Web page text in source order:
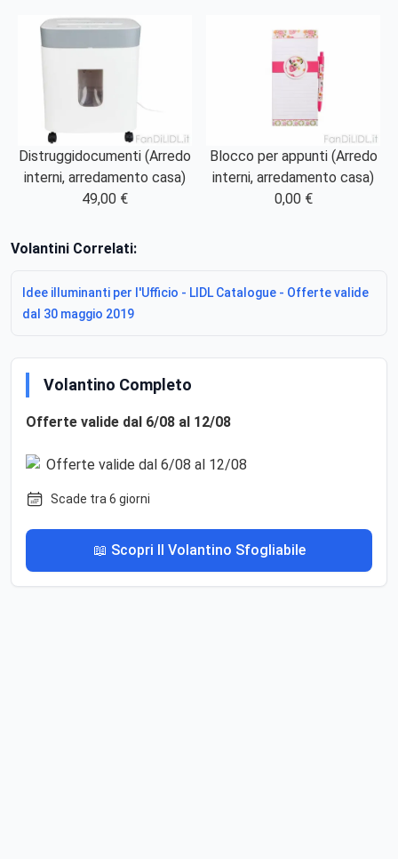
Distruggidocumenti (Arredo
interni, arredamento casa)
49,00 €
Blocco per appunti (Arredo
interni, arredamento casa)
0,00 €
Volantini Correlati:
Idee illuminanti per l'Ufficio - LIDL Catalogue - Offerte valide
dal 30 maggio 2019
Volantino Completo
Offerte valide dal 6/08 al 12/08
Scade tra 6 giorni
📖 Scopri Il Volantino Sfogliabile